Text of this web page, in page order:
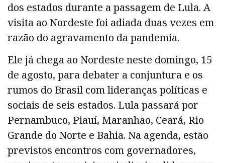
dos estados durante a passagem de Lula. A
visita ao Nordeste foi adiada duas vezes em
razão do agravamento da pandemia.
Ele já chega ao Nordeste neste domingo, 15
de agosto, para debater a conjuntura e os
rumos do Brasil com lideranças políticas e
sociais de seis estados. Lula passará por
Pernambuco, Piauí, Maranhão, Ceará, Rio
Grande do Norte e Bahia. Na agenda, estão
previstos encontros com governadores,